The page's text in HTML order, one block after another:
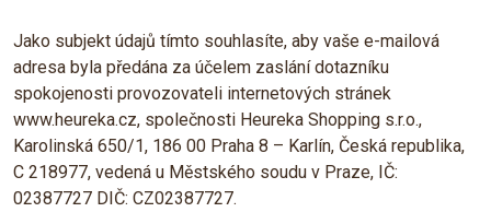
Jako subjekt údajů tímto souhlasíte, aby vaše e-mailová
adresa byla předána za účelem zaslání dotazníku
spokojenosti provozovateli internetových stránek
www.heureka.cz, společnosti Heureka Shopping s.r.o.,
Karolinská 650/1, 186 00 Praha 8 – Karlín, Česká republika,
C 218977, vedená u Městského soudu v Praze, IČ:
02387727 DIČ: CZ02387727.